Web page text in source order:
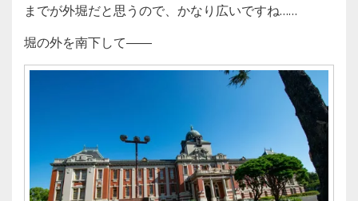
までが外堀だと思うので、かなり広いですね……
堀の外を南下して――